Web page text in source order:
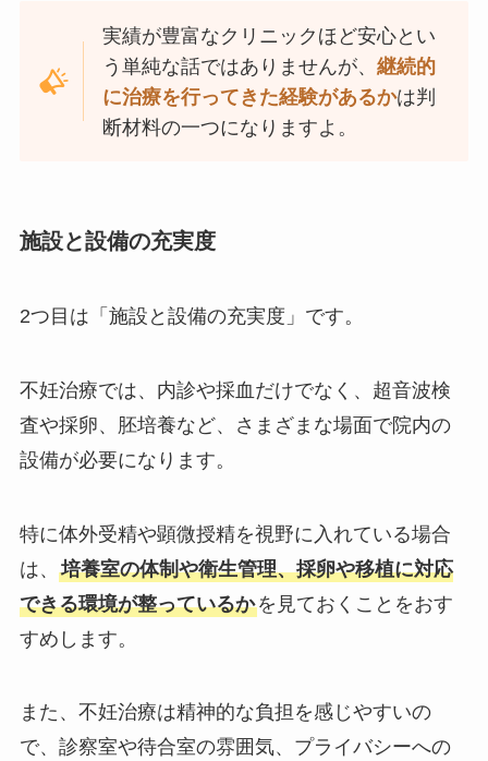
実績が豊富なクリニックほど安心とい
う単純な話ではありませんが、継続的
に治療を行ってきた経験があるかは判
断材料の一つになりますよ。
施設と設備の充実度
2つ目は「施設と設備の充実度」です。
不妊治療では、内診や採血だけでなく、超音波検
査や採卵、胚培養など、さまざまな場面で院内の
設備が必要になります。
特に体外受精や顕微授精を視野に入れている場合
は、 培養室の体制や衛生管理、採卵や移植に対応
できる環境が整っているかを見ておくことをおす
すめします。
また、不妊治療は精神的な負担を感じやすいの
で、診察室や待合室の雰囲気、プライバシーへの